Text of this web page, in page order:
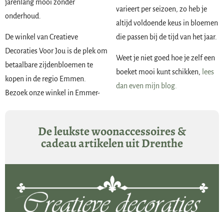
jarenlang mooi zonder
onderhoud.
De winkel van Creatieve
Decoraties Voor Jou is de plek om
betaalbare zijdenbloemen te
kopen in de regio Emmen.
Bezoek onze winkel in Emmer-
varieert per seizoen, zo heb je
altijd voldoende keus in bloemen
die passen bij de tijd van het jaar.
Weet je niet goed hoe je zelf een
boeket mooi kunt schikken, lees
dan even mijn blog.
De leukste woonaccessoires &
cadeau artikelen uit Drenthe